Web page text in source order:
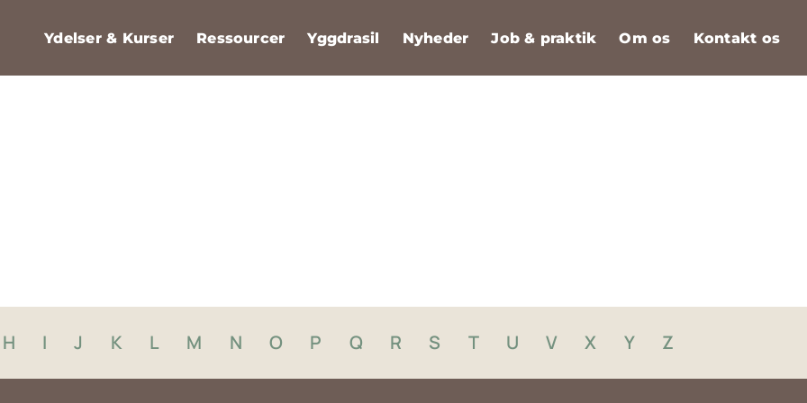
Ydelser & Kurser Ressourcer Yggdrasil Nyheder Job & praktik Om os Kontakt os
H I J K L M N O P Q R S T U V X Y Z